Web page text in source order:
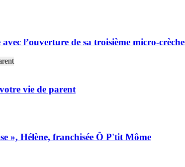
l’ouverture de sa troisième micro-crèche
vie de parent
», Hélène, franchisée Ô P'tit Môme